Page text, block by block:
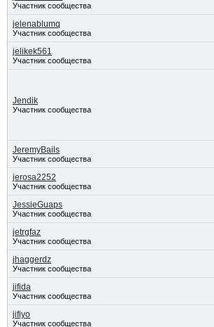
Участник сообщества
jelenablumq
Участник сообщества
jelikek561
Участник сообщества
Jendik
Участник сообщества
JeremyBails
Участник сообщества
jerosa2252
Участник сообщества
JessieGuaps
Участник сообщества
jetrgfaz
Участник сообщества
jhaggerdz
Участник сообщества
jifida
Участник сообщества
jifiyo
Участник сообщества